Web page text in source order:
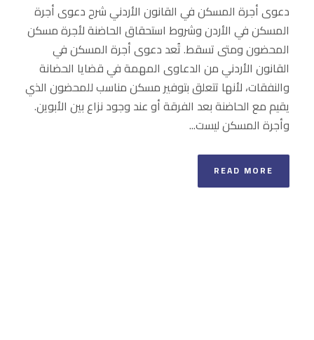
دعوى أجرة المسكن في القانون الأردني شرح دعوى أجرة
المسكن في الأردن وشروط استحقاق الحاضنة لأجرة مسكن
المحضون ومتى تسقط. تُعد دعوى أجرة المسكن في
القانون الأردني من الدعاوى المهمة في قضايا الحضانة
والنفقات، لأنها تتعلق بتوفير مسكن مناسب للمحضون الذي
يقيم مع الحاضنة بعد الفرقة أو عند وجود نزاع بين الأبوين.
وأجرة المسكن ليست...
READ MORE